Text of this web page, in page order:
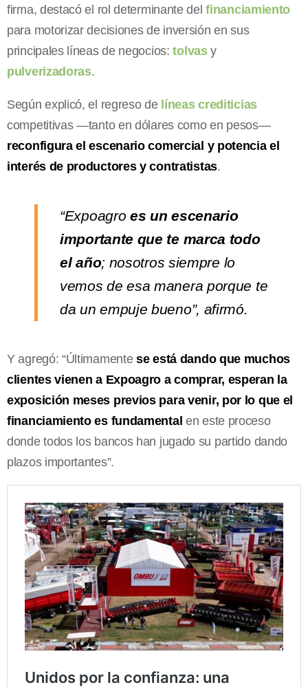
firma, destacó el rol determinante delfinanciamiento
para motorizar decisiones de inversión en sus
principales líneas de negocios:tolvasy
pulverizadoras.
Según explicó, el regreso de líneas crediticias
competitivas —tanto en dólares como en pesos—
reconfigura el escenario comercial y potencia el
interés de productores y contratistas.
“Expoagro es un escenario
importante que te marca todo
el año; nosotros siempre lo
vemos de esa manera porque te
da un empuje bueno”, afirmó.
Y agregó: “Últimamentese está dando que muchos
clientes vienen a Expoagro a comprar, esperan la
exposición meses previos para venir, por lo que el
financiamiento es fundamental en este proceso
donde todos los bancos han jugado su partido dando
plazos importantes”.